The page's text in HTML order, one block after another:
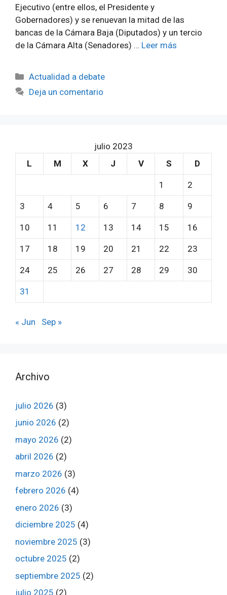
Ejecutivo (entre ellos, el Presidente y
Gobernadores) y se renuevan la mitad de las
bancas de la Cámara Baja (Diputados) y un tercio
de la Cámara Alta (Senadores) … Leer más
Categorías
Actualidad a debate
Deja un comentario
julio 2023
L
M X J V S D
1 2
3 4 5 6 7 8 9
10 11 12 13 14 15 16
17 18 19 20 21 22 23
24 25 26 27 28 29 30
31
« Jun Sep »
Archivo
julio 2026 (3)
junio 2026 (2)
mayo 2026 (2)
abril 2026 (2)
marzo 2026 (3)
febrero 2026 (4)
enero 2026 (3)
diciembre 2025 (4)
noviembre 2025 (3)
octubre 2025 (2)
septiembre 2025 (2)
julio 2025 (2)